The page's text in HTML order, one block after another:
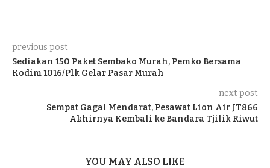
previous post
Sediakan 150 Paket Sembako Murah, Pemko Bersama
Kodim 1016/Plk Gelar Pasar Murah
next post
Sempat Gagal Mendarat, Pesawat Lion Air JT866
Akhirnya Kembali ke Bandara Tjilik Riwut
YOU MAY ALSO LIKE